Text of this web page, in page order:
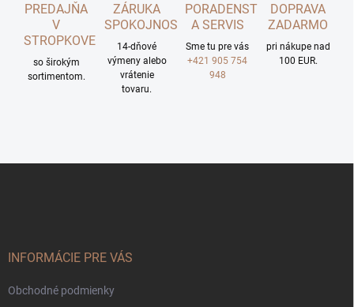
PREDAJŇA
V
STROPKOVE
so širokým
sortimentom.
ZÁRUKA
SPOKOJNOSTI
14-dňové
výmeny alebo
vrátenie
tovaru.
PORADENSTVO
A SERVIS
Sme tu pre vás
+421 905 754
948
DOPRAVA
ZADARMO
pri nákupe nad
100 EUR.
INFORMÁCIE PRE VÁS
Obchodné podmienky